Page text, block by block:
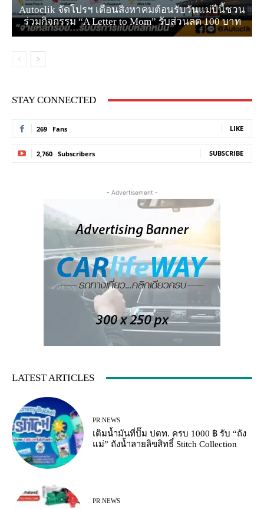
Autoclik จัดโปรฯ เดือนสิงหาคมต้อนรับวันแม่ปีนี้ชวน
ร่วมกิจกรรม “A Letter to Mom” รับส่วนลด 100 บาท
STAY CONNECTED
269 Fans LIKE
2,760 Subscribers SUBSCRIBE
- Advertisement -
LATEST ARTICLES
PR NEWS
เติมน้ำมันที่ปั๊ม ปตท. ครบ 1000 ฿ รับ “ถัง
แม่” ถังน้ำลายลิขสิทธิ์ Stitch Collection
PR NEWS